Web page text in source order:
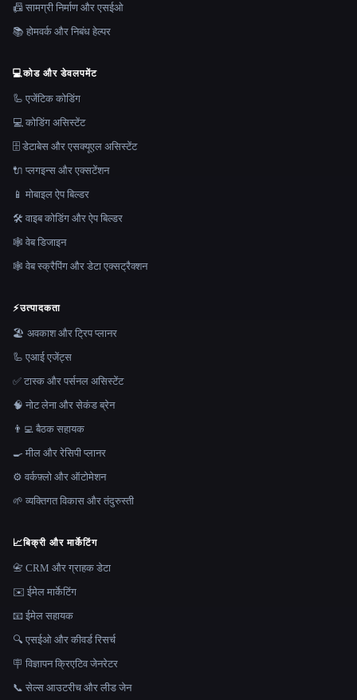
📠 सामग्री निर्माण और एसईओ
📚 होमवर्क और निबंध हेल्पर
💻कोड और डेवलपमेंट
🦾 एजेंटिक कोडिंग
💻 कोडिंग असिस्टेंट
🗄️ डेटाबेस और एसक्यूएल असिस्टेंट
🔌 प्लगइन्स और एक्सटेंशन
📱 मोबाइल ऐप बिल्डर
🛠️ वाइब कोडिंग और ऐप बिल्डर
🕸 वेब डिजाइन
🕸️ वेब स्क्रैपिंग और डेटा एक्सट्रैक्शन
⚡उत्पादकता
🏖 अवकाश और ट्रिप प्लानर
🦾 एआई एजेंट्स
✅ टास्क और पर्सनल असिस्टेंट
🧠 नोट लेना और सेकंड ब्रेन
👨‍💻 बैठक सहायक
🍳 मील और रेसिपी प्लानर
⚙️ वर्कफ़्लो और ऑटोमेशन
🌱 व्यक्तिगत विकास और तंदुरुस्ती
📈बिक्री और मार्केटिंग
📇 CRM और ग्राहक डेटा
✉️ ईमेल मार्केटिंग
📧 ईमेल सहायक
🔍 एसईओ और कीवर्ड रिसर्च
🪧 विज्ञापन क्रिएटिव जेनरेटर
📞 सेल्स आउटरीच और लीड जेन